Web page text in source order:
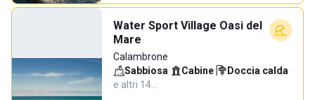
Water Sport Village Oasi del
Mare
Calambrone
Sabbiosa· Cabine· Doccia calda·
e altri 14…